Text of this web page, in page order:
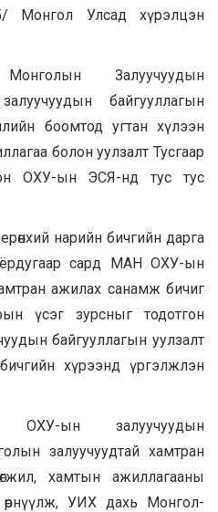
Монгол Улсад хүрэлцэн
Залуучуудын
байгууллагын
хилийн боомтод угтан хүлээн
болон уулзалт Тусгаар
ОХУ-ын ЭСЯ-нд тус тус
нарийн бичгийн дарга
сард МАН ОХУ-ын
ажилах санамж бичиг
үсэг зурсныг тодотгон
байгууллагын уулзалт
хүрээнд үргэлжлэн
ОХУ-ын залуучуудын
залуучуудтай хамтран
хамтын ажиллагааны
өрнүүлж, УИХ дахь Монгол-